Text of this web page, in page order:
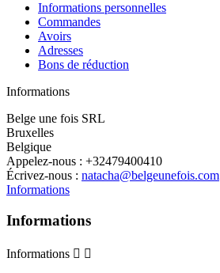
Informations personnelles
Commandes
Avoirs
Adresses
Bons de réduction
Informations
Belge une fois SRL
Bruxelles
Belgique
Appelez-nous : +32479400410
Écrivez-nous : natacha@belgeunefois.com
Informations
Informations
Informations  